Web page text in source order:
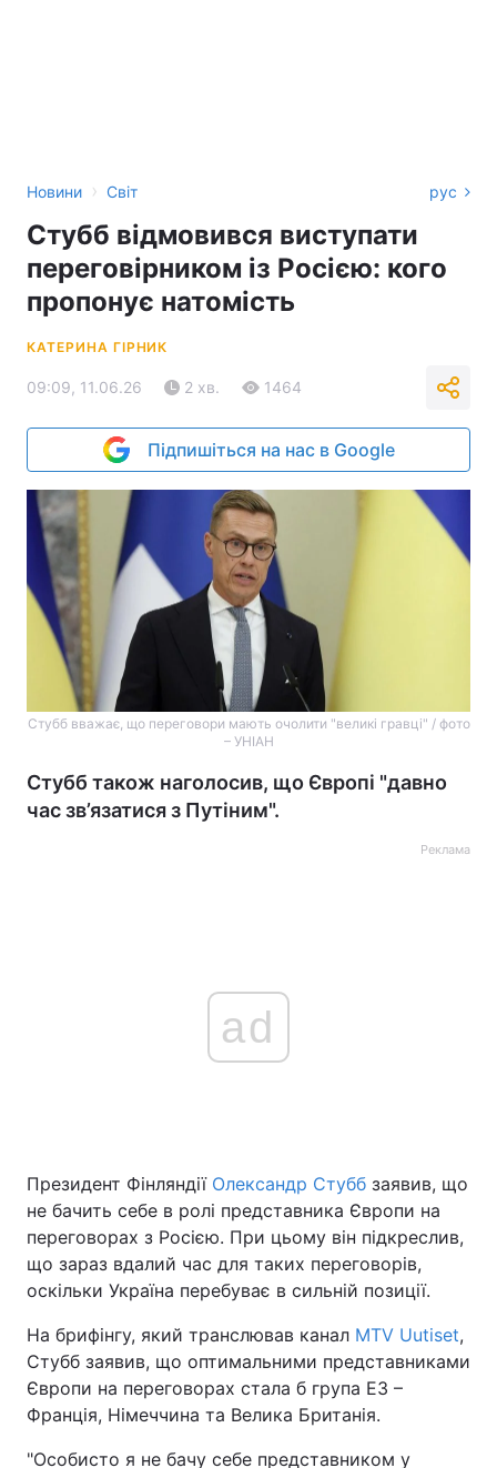
Новини › Світ рус
Стубб відмовився виступати
переговірником із Росією: кого
пропонує натомість
КАТЕРИНА ГІРНИК
09:09, 11.06.26 2 хв. 1464
Підпишіться на нас в Google
Стубб вважає, що переговори мають очолити "великі гравці" / фото
– УНІАН
Стубб також наголосив, що Європі "давно
час зв’язатися з Путіним".
Реклама
ad
Президент Фінляндії Олександр Стубб заявив, що
не бачить себе в ролі представника Європи на
переговорах з Росією. При цьому він підкреслив,
що зараз вдалий час для таких переговорів,
оскільки Україна перебуває в сильній позиції.
На брифінгу, який транслював канал MTV Uutiset,
Стубб заявив, що оптимальними представниками
Європи на переговорах стала б група E3 –
Франція, Німеччина та Велика Британія.
"Особисто я не бачу себе представником у